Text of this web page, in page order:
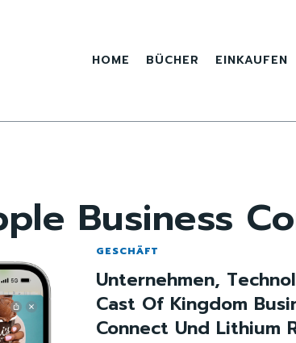
HOME BÜCHER EINKAUFEN
Business
GESCHÄFT
Unternehmen,
Cast Of Kingdom
Connect Und Lithium